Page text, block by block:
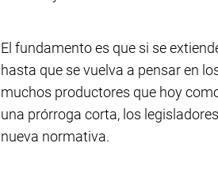
El fundamento es que si se
hasta que se vuelva a pensar en
muchos productores que hoy
una prórroga corta, los
nueva normativa.